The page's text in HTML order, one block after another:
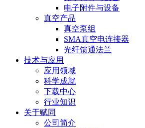
电子附件与设备
真空产品
真空泵组
SMA真空电连接器
光纤馈通法兰
技术与应用
应用领域
科学成就
下载中心
行业知识
关于赋同
公司简介